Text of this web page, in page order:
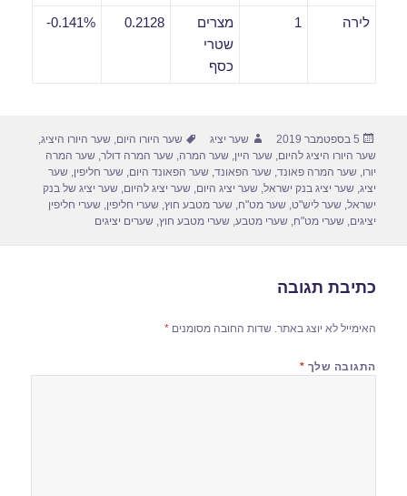
לירה 1
מצרים
שטרי
כסף
0.2128
0.141%-
פורסם
בתאריך
5 בספטמבר 2019 מחבר
שער יציג תגיות
שער היורו היום,שער היורו היציג,
שער היורו היציג להיום,שער היין,שער המרה,שער המרה דולר,שער המרה
יורו,שער המרה פאונד,שער הפאונד,שער הפאונד היום,שער חליפין,שער
יציג,שער יציג בנק ישראל,שער יציג היום,שער יציג להיום,שער יציג של בנק
ישראל,שער ליש"ט,שער מט"ח,שער מטבע חוץ,שערי חליפין,שערי חליפין
יציגים,שערי מט"ח,שערי מטבע,שערי מטבע חוץ,שערים יציגים
כתיבת תגובה
האימייל לא יוצג באתר. שדות החובה מסומנים*
התגובה שלך *